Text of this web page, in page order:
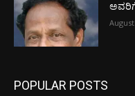
ಅವರಿಗೆ
POPULAR POSTS